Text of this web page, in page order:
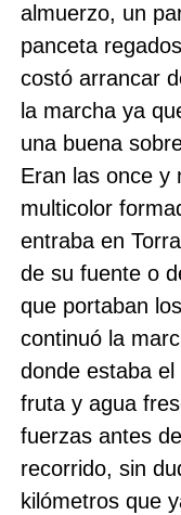
almuerzo, un
panceta
costó arrancar
la marcha ya
una buena
Eran las once y
multicolor
entraba en
de su fuente o
que portaban
continuó la
donde estaba
fruta y agua
fuerzas antes
recorrido, sin
kilómetros que